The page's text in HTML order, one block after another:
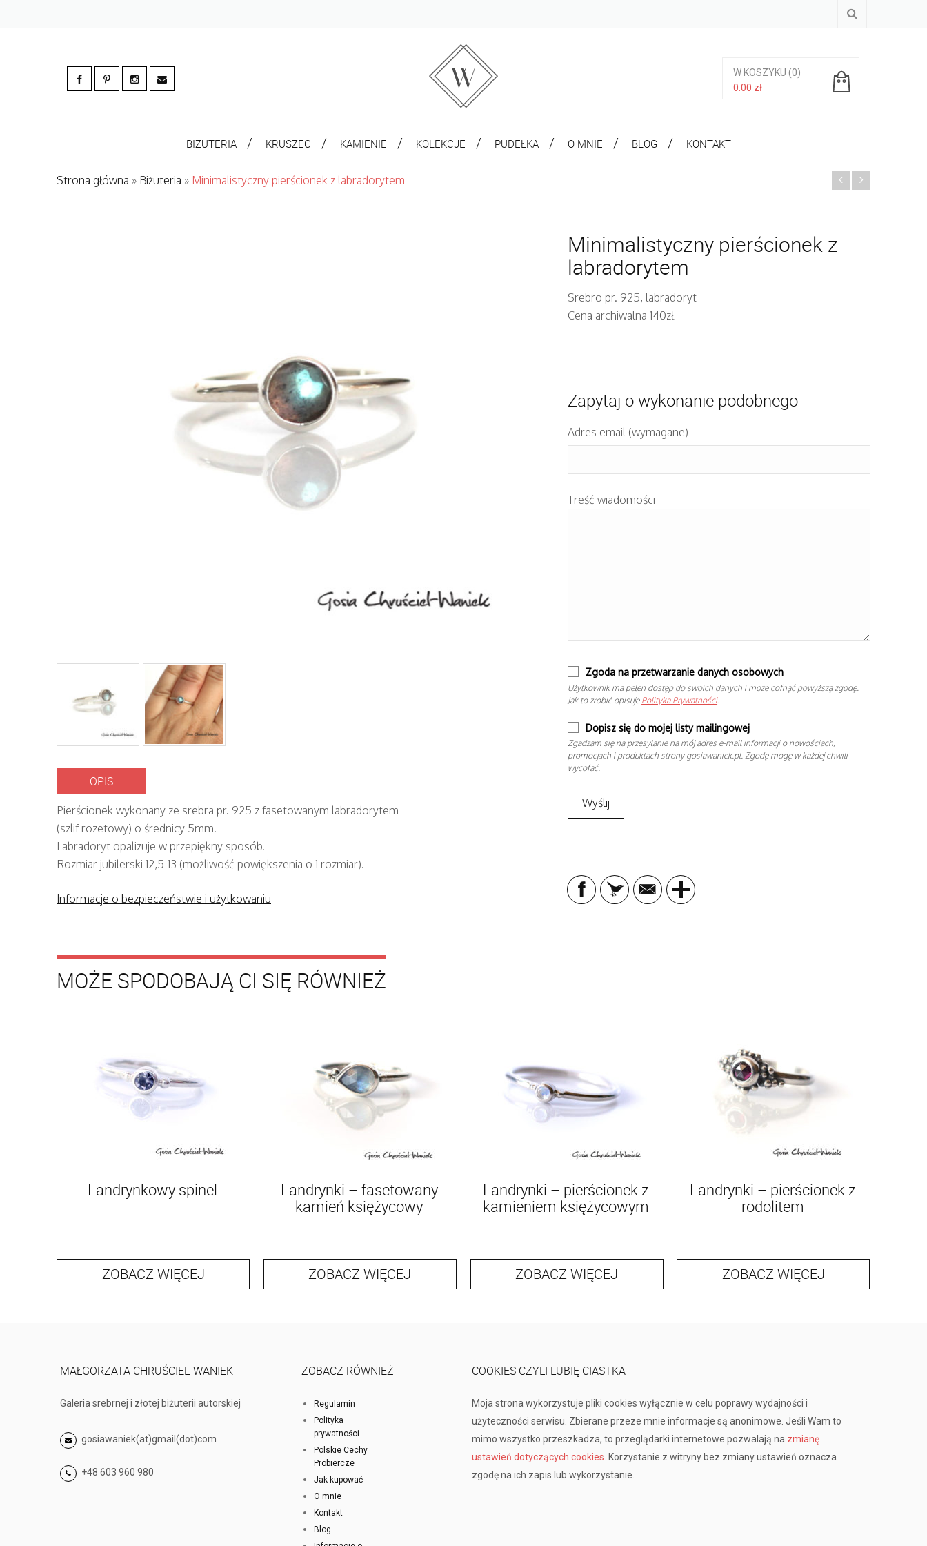
W KOSZYKU (0)
0.00 zł
BIŻUTERIA KRUSZEC KAMIENIE KOLEKCJE PUDEŁKA O MNIE BLOG KONTAKT
Strona główna » Biżuteria » Minimalistyczny pierścionek z labradorytem
OPIS
Pierścionek wykonany ze srebra pr. 925 z fasetowanym labradorytem
(szlif rozetowy) o średnicy 5mm.
Labradoryt opalizuje w przepiękny sposób.
Rozmiar jubilerski 12,5-13 (możliwość powiększenia o 1 rozmiar).
Informacje o bezpieczeństwie i użytkowaniu
Minimalistyczny pierścionek z
labradorytem
Srebro pr. 925, labradoryt
Cena archiwalna 140zł
Zapytaj o wykonanie podobnego
Adres email (wymagane)
Treść wiadomości
Zgoda na przetwarzanie danych osobowych
Użytkownik ma pełen dostęp do swoich danych i może cofnąć powyższą zgodę.
Jak to zrobić opisuje Polityka Prywatności.
Dopisz się do mojej listy mailingowej
Zgadzam się na przesyłanie na mój adres e-mail informacji o nowościach,
promocjach i produktach strony gosiawaniek.pl. Zgodę mogę w każdej chwili
wycofać.
MOŻE SPODOBAJĄ CI SIĘ RÓWNIEŻ
Landrynkowy spinel
ZOBACZ WIĘCEJ
Landrynki – fasetowany
kamień księżycowy
ZOBACZ WIĘCEJ
Landrynki – pierścionek z
kamieniem księżycowym
ZOBACZ WIĘCEJ
Landrynki – pierścionek z
rodolitem
ZOBACZ WIĘCEJ
MAŁGORZATA CHRUŚCIEL-WANIEK
Galeria srebrnej i złotej biżuterii autorskiej
gosiawaniek(at)gmail(dot)com
+48 603 960 980
ZOBACZ RÓWNIEŻ
Regulamin
Polityka
prywatności
Polskie Cechy
Probiercze
Jak kupować
O mnie
Kontakt
Blog
COOKIES CZYLI LUBIĘ CIASTKA
Moja strona wykorzystuje pliki cookies wyłącznie w celu poprawy wydajności i
użyteczności serwisu. Zbierane przeze mnie informacje są anonimowe. Jeśli Wam to
mimo wszystko przeszkadza, to przeglądarki internetowe pozwalają na zmianę
ustawień dotyczących cookies . Korzystanie z witryny bez zmiany ustawień oznacza
zgodę na ich zapis lub wykorzystanie.